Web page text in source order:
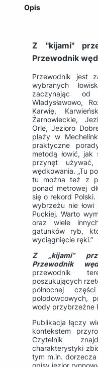
Opis
Z "kijami"
Przewodnik
Przewodnik jest
wybranych
zaczynając
Władysławowo,
Karwię,
Żarnowieckie,
Orle, Jezioro
plaży w
praktyczne
metodą łowić,
przynęt
wędkowania. „Tu
tu można też z
ponad metrowej
się o rekord
wybrzeżu nie
Puckiej. Warto
oraz wiele
gatunków ryb,
wyciągnięcie ręki.”
Z „kijami”
Przewodnik
przewodnik
poszukujących
północnej
polodowcowych,
wody przybrzeżne
Publikacja łączy
kontekstem
Czytelnik
charakterystyki
tym m.in. dorzecza
opisy jezior